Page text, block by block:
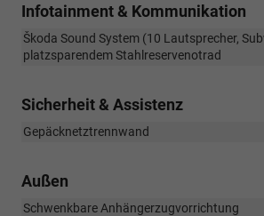
Infotainment & Kommunikation
Škoda Sound System (10 Lautsprecher,
platzsparendem Stahlreservenotrad
Sicherheit & Assistenz
Gepäcknetztrennwand
Außen
Schwenkbare Anhängerzugvorrichtung